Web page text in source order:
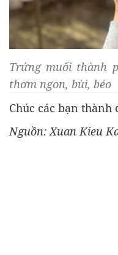
Trứng muối thành
thơm ngon, bùi, béo
Chúc các bạn thành
Nguồn: Xuan Kieu